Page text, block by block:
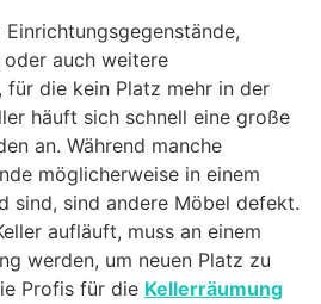
auch weitere
für die kein Platz mehr in der
häuft sich schnell eine große
an. Während manche
möglicherweise in einem
sind, sind andere Möbel defekt.
aufläuft, muss an einem
werden, um neuen Platz zu
Profis für die Kellerräumung